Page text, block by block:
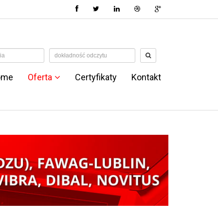
Oferta Certyfikaty Kontakt